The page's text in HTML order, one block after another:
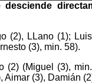
(2), LLano (1);
(3), min. 58).
(2) (Miguel (3),
(3), Damián